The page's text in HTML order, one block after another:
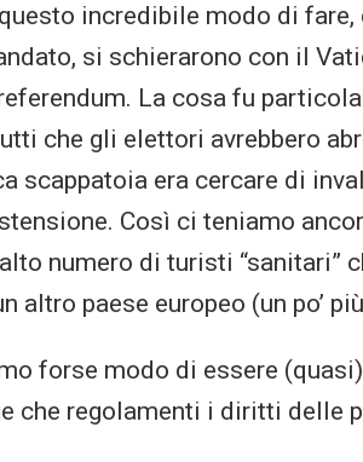
incredibile modo di fare,
si schierarono con il
La cosa fu
che gli elettori avrebbero
scappatoia era cercare di
Così ci teniamo
numero di turisti “sanitari”
altro paese europeo (un po’
forse modo di essere
che regolamenti i diritti delle